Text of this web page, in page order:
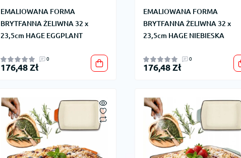
EMALIOWANA FORMA
BRYTFANNA ŻELIWNA 32 x
23,5cm HAGE EGGPLANT
0
176,48 Zł
EMALIOWANA FORMA
BRYTFANNA ŻELIWNA 32 x
23,5cm HAGE NIEBIESKA
0
176,48 Zł